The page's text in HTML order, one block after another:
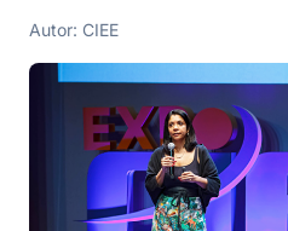
Autor: CIEE